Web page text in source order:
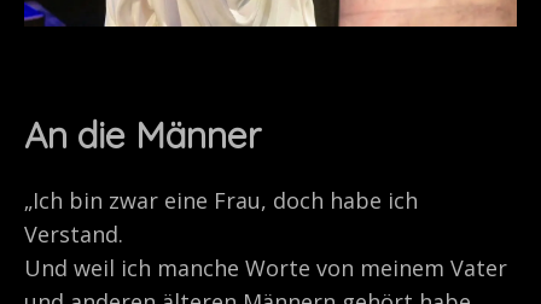
An die Männer
„Ich bin zwar eine Frau, doch habe ich
Verstand.
Und weil ich manche Worte von meinem Vater